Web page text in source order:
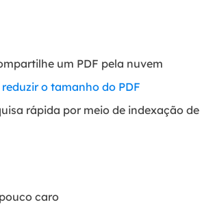
um PDF pela nuvem
reduzir o tamanho do PDF
rápida por meio de indexação de
caro